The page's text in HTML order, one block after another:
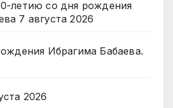
летию со дня рождения
7 августа 2026
Ибрагима Бабаева.
2026